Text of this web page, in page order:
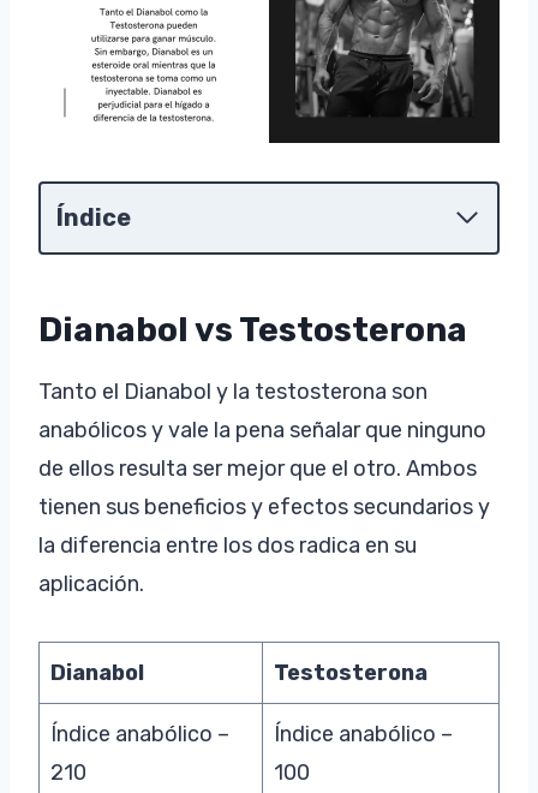
Índice
Dianabol vs Testosterona
Tanto el Dianabol y la testosterona son
anabólicos y vale la pena señalar que ninguno
de ellos resulta ser mejor que el otro. Ambos
tienen sus beneficios y efectos secundarios y
la diferencia entre los dos radica en su
aplicación.
Dianabol Testosterona
Índice anabólico –
210
Índice anabólico –
100